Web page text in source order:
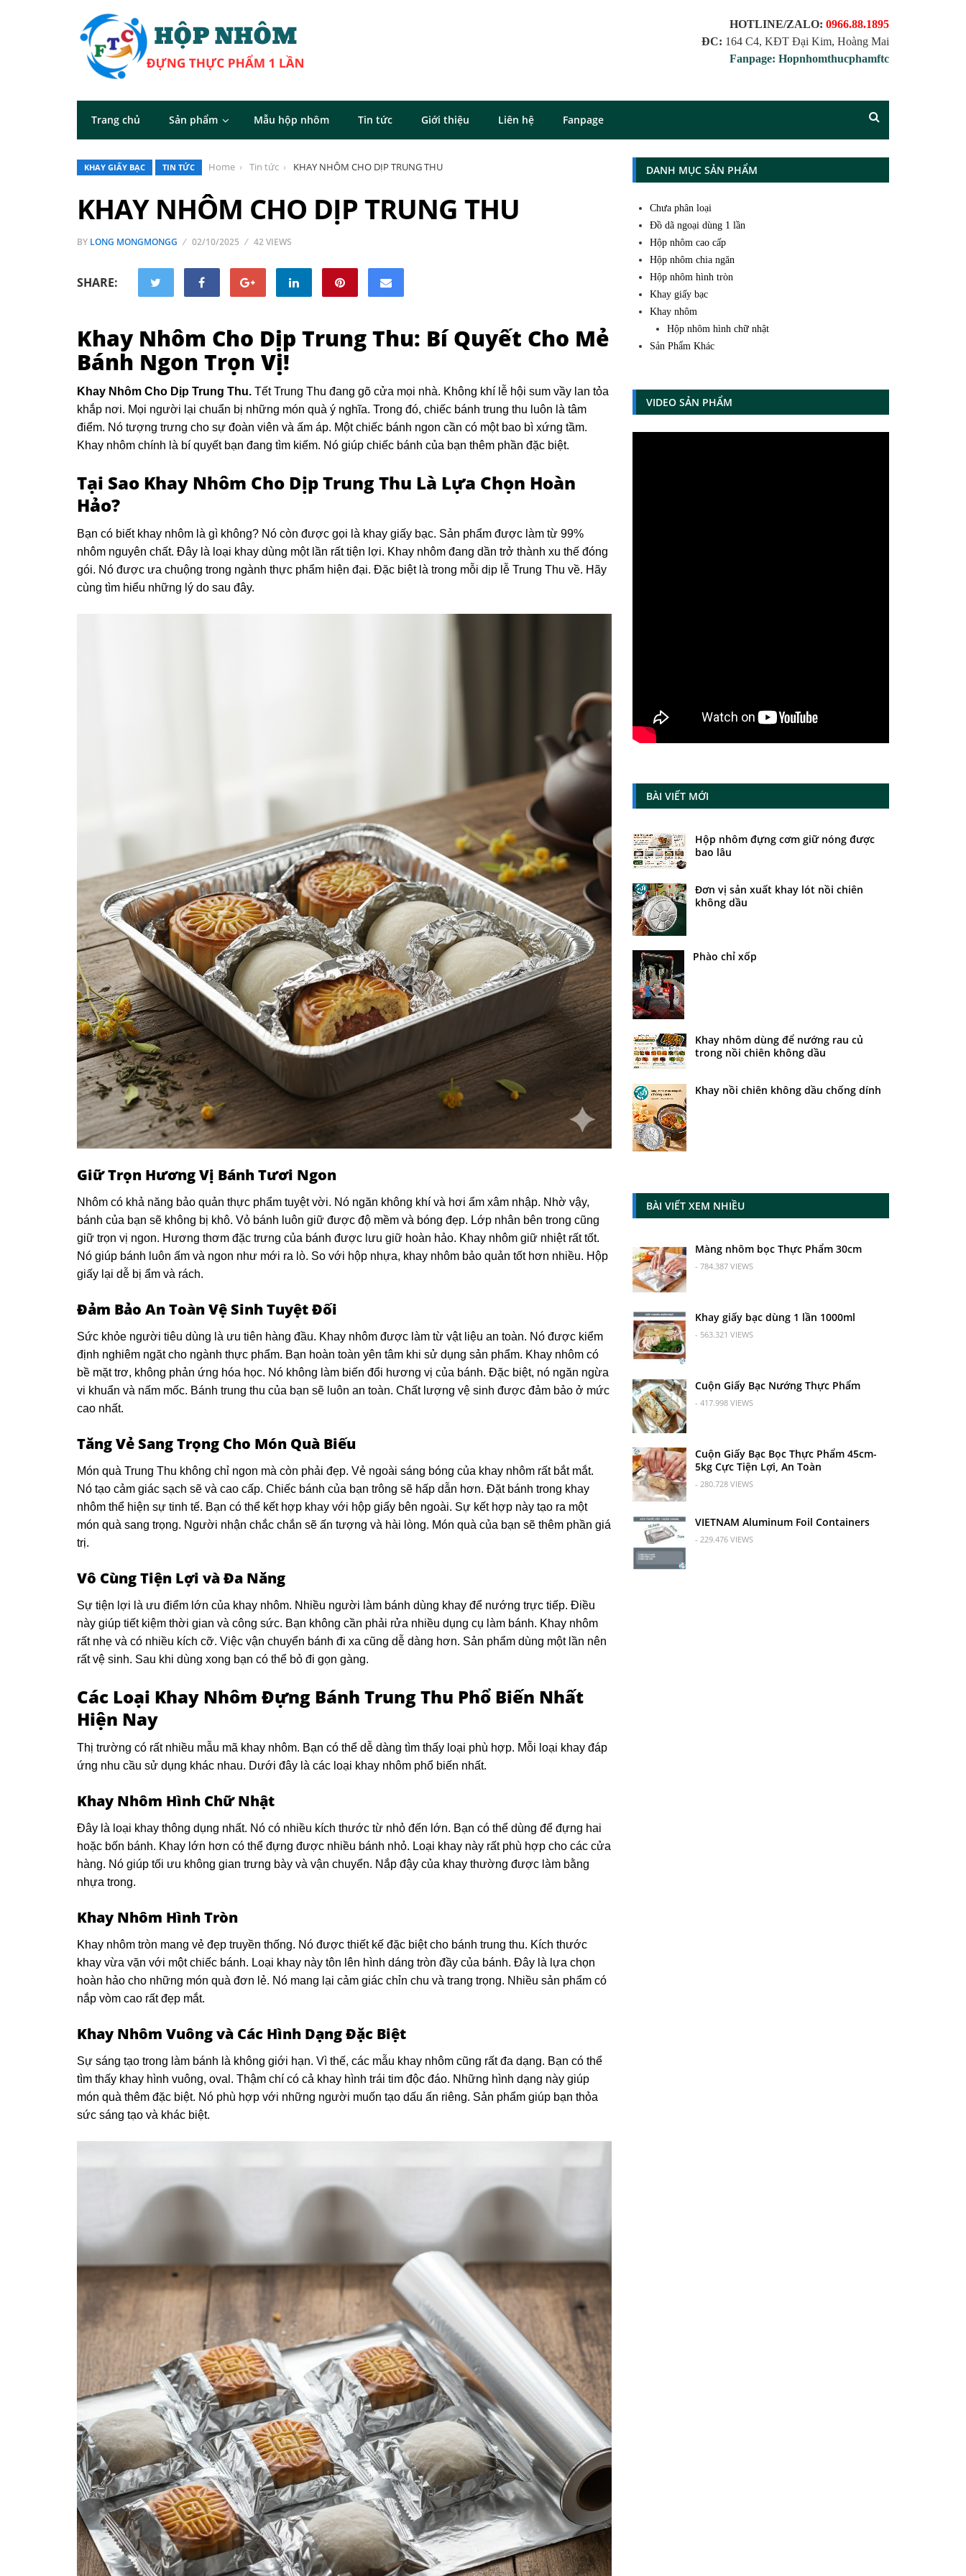
HOTLINE/ZALO: 0966.88.1895
ĐC: 164 C4, KĐT Đại Kim, Hoàng Mai
Fanpage: Hopnhomthucphamftc
Trang chủ Sản phẩm Mẫu hộp nhôm Tin tức Giới thiệu Liên hệ Fanpage
KHAY GIẤY BẠC TIN TỨC Home Tin tức KHAY NHÔM CHO DỊP TRUNG THU
KHAY NHÔM CHO DỊP TRUNG THU
BY LONG MONGMONGG 02/10/2025 42 VIEWS
SHARE:
Khay Nhôm Cho Dịp Trung Thu: Bí Quyết Cho Mẻ
Bánh Ngon Trọn Vị!
Khay Nhôm Cho Dịp Trung Thu. Tết Trung Thu đang gõ cửa mọi nhà. Không khí lễ hội sum vầy lan tỏa
khắp nơi. Mọi người lại chuẩn bị những món quà ý nghĩa. Trong đó, chiếc bánh trung thu luôn là tâm
điểm. Nó tượng trưng cho sự đoàn viên và ấm áp. Một chiếc bánh ngon cần có một bao bì xứng tầm.
Khay nhôm chính là bí quyết bạn đang tìm kiếm. Nó giúp chiếc bánh của bạn thêm phần đặc biệt.
Tại Sao Khay Nhôm Cho Dịp Trung Thu Là Lựa Chọn Hoàn
Hảo?
Bạn có biết khay nhôm là gì không? Nó còn được gọi là khay giấy bạc. Sản phẩm được làm từ 99%
nhôm nguyên chất. Đây là loại khay dùng một lần rất tiện lợi. Khay nhôm đang dần trở thành xu thế đóng
gói. Nó được ưa chuộng trong ngành thực phẩm hiện đại. Đặc biệt là trong mỗi dịp lễ Trung Thu về. Hãy
cùng tìm hiểu những lý do sau đây.
Giữ Trọn Hương Vị Bánh Tươi Ngon
Nhôm có khả năng bảo quản thực phẩm tuyệt vời. Nó ngăn không khí và hơi ẩm xâm nhập. Nhờ vậy,
bánh của bạn sẽ không bị khô. Vỏ bánh luôn giữ được độ mềm và bóng đẹp. Lớp nhân bên trong cũng
giữ trọn vị ngon. Hương thơm đặc trưng của bánh được lưu giữ hoàn hảo. Khay nhôm giữ nhiệt rất tốt.
Nó giúp bánh luôn ấm và ngon như mới ra lò. So với hộp nhựa, khay nhôm bảo quản tốt hơn nhiều. Hộp
giấy lại dễ bị ẩm và rách.
Đảm Bảo An Toàn Vệ Sinh Tuyệt Đối
Sức khỏe người tiêu dùng là ưu tiên hàng đầu. Khay nhôm được làm từ vật liệu an toàn. Nó được kiểm
định nghiêm ngặt cho ngành thực phẩm. Bạn hoàn toàn yên tâm khi sử dụng sản phẩm. Khay nhôm có
bề mặt trơ, không phản ứng hóa học. Nó không làm biến đổi hương vị của bánh. Đặc biệt, nó ngăn ngừa
vi khuẩn và nấm mốc. Bánh trung thu của bạn sẽ luôn an toàn. Chất lượng vệ sinh được đảm bảo ở mức
cao nhất.
Tăng Vẻ Sang Trọng Cho Món Quà Biếu
Món quà Trung Thu không chỉ ngon mà còn phải đẹp. Vẻ ngoài sáng bóng của khay nhôm rất bắt mắt.
Nó tạo cảm giác sạch sẽ và cao cấp. Chiếc bánh của bạn trông sẽ hấp dẫn hơn. Đặt bánh trong khay
nhôm thể hiện sự tinh tế. Bạn có thể kết hợp khay với hộp giấy bên ngoài. Sự kết hợp này tạo ra một
món quà sang trọng. Người nhận chắc chắn sẽ ấn tượng và hài lòng. Món quà của bạn sẽ thêm phần giá
trị.
Vô Cùng Tiện Lợi và Đa Năng
Sự tiện lợi là ưu điểm lớn của khay nhôm. Nhiều người làm bánh dùng khay để nướng trực tiếp. Điều
này giúp tiết kiệm thời gian và công sức. Bạn không cần phải rửa nhiều dụng cụ làm bánh. Khay nhôm
rất nhẹ và có nhiều kích cỡ. Việc vận chuyển bánh đi xa cũng dễ dàng hơn. Sản phẩm dùng một lần nên
rất vệ sinh. Sau khi dùng xong bạn có thể bỏ đi gọn gàng.
Các Loại Khay Nhôm Đựng Bánh Trung Thu Phổ Biến Nhất
Hiện Nay
Thị trường có rất nhiều mẫu mã khay nhôm. Bạn có thể dễ dàng tìm thấy loại phù hợp. Mỗi loại khay đáp
ứng nhu cầu sử dụng khác nhau. Dưới đây là các loại khay nhôm phổ biến nhất.
Khay Nhôm Hình Chữ Nhật
Đây là loại khay thông dụng nhất. Nó có nhiều kích thước từ nhỏ đến lớn. Bạn có thể dùng để đựng hai
hoặc bốn bánh. Khay lớn hơn có thể đựng được nhiều bánh nhỏ. Loại khay này rất phù hợp cho các cửa
hàng. Nó giúp tối ưu không gian trưng bày và vận chuyển. Nắp đậy của khay thường được làm bằng
nhựa trong.
Khay Nhôm Hình Tròn
Khay nhôm tròn mang vẻ đẹp truyền thống. Nó được thiết kế đặc biệt cho bánh trung thu. Kích thước
khay vừa vặn với một chiếc bánh. Loại khay này tôn lên hình dáng tròn đầy của bánh. Đây là lựa chọn
hoàn hảo cho những món quà đơn lẻ. Nó mang lại cảm giác chỉn chu và trang trọng. Nhiều sản phẩm có
nắp vòm cao rất đẹp mắt.
Khay Nhôm Vuông và Các Hình Dạng Đặc Biệt
Sự sáng tạo trong làm bánh là không giới hạn. Vì thế, các mẫu khay nhôm cũng rất đa dạng. Bạn có thể
tìm thấy khay hình vuông, oval. Thậm chí có cả khay hình trái tim độc đáo. Những hình dạng này giúp
món quà thêm đặc biệt. Nó phù hợp với những người muốn tạo dấu ấn riêng. Sản phẩm giúp bạn thỏa
sức sáng tạo và khác biệt.
DANH MỤC SẢN PHẨM
Chưa phân loại
Đồ dã ngoại dùng 1 lần
Hộp nhôm cao cấp
Hộp nhôm chia ngăn
Hộp nhôm hình tròn
Khay giấy bạc
Khay nhôm
Hộp nhôm hình chữ nhật
Sản Phẩm Khác
VIDEO SẢN PHẨM
BÀI VIẾT MỚI
Hộp nhôm đựng cơm giữ nóng được
bao lâu
Đơn vị sản xuất khay lót nồi chiên
không dầu
Phào chỉ xốp
Khay nhôm dùng để nướng rau củ
trong nồi chiên không dầu
Khay nồi chiên không dầu chống dính
BÀI VIẾT XEM NHIỀU
Màng nhôm bọc Thực Phẩm 30cm
- 784.387 VIEWS
Khay giấy bạc dùng 1 lần 1000ml
- 563.321 VIEWS
Cuộn Giấy Bạc Nướng Thực Phẩm
- 417.998 VIEWS
Cuộn Giấy Bạc Bọc Thực Phẩm 45cm-
5kg Cực Tiện Lợi, An Toàn
- 280.728 VIEWS
VIETNAM Aluminum Foil Containers
- 229.476 VIEWS